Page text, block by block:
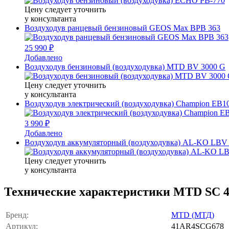
Цену следует уточнить
у консультанта
Воздуходув ранцевый бензиновый GEOS Max BPB 363
25 990 ₽
Добавлено
Воздуходув бензиновый (воздуходувка) MTD BV 3000 G
Цену следует уточнить
у консультанта
Воздуходув электрический (воздуходувка) Champion
3 990 ₽
Добавлено
Воздуходув аккумуляторный (воздуходувка) AL-KO LBV
Цену следует уточнить
у консультанта
Технические характеристики MTD SC 4
Бренд:
MTD (МТД)
Артикул:
41AR4SCG678